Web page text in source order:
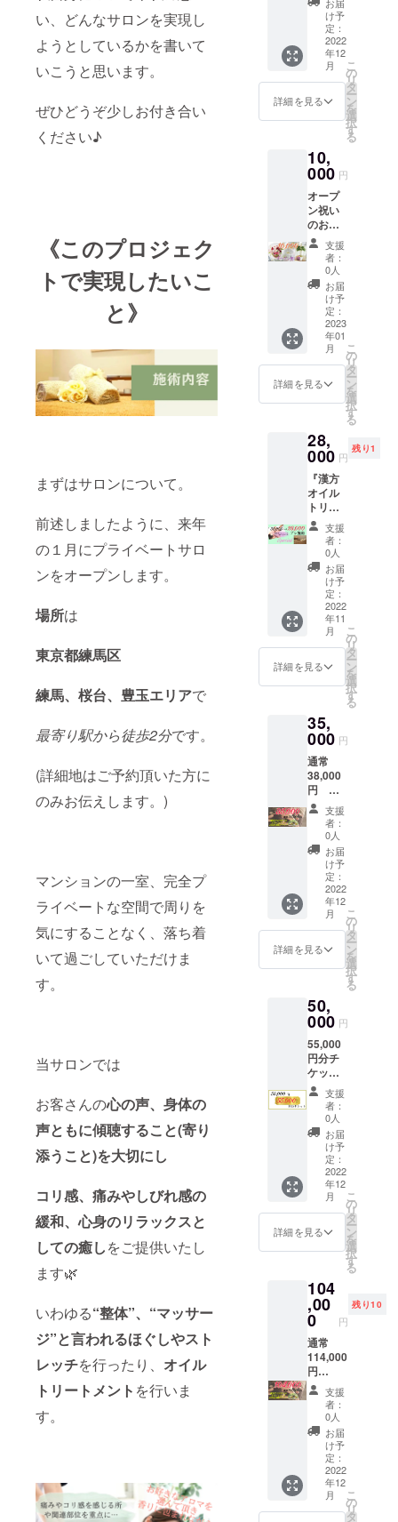
い、どんなサロンを実現し
ようとしているかを書いて
いこうと思います。
ぜひどうぞ少しお付き合い
ください♪
《このプロジェク
トで実現したいこ
と》
まずはサロンについて。
前述しましたように、来年
の１月にプライベートサロ
ンをオープンします。
場所は
東京都練馬区
練馬、桜台、豊玉エリアで
最寄り駅から徒歩2分です。
(詳細地はご予約頂いた方に
のみお伝えします。)
マンションの一室、完全プ
ライベートな空間で周りを
気にすることなく、落ち着
いて過ごしていただけま
す。
当サロンでは
お客さんの心の声、身体の
声ともに傾聴すること(寄り
添うこと)を大切にし
コリ感、痛みやしびれ感の
緩和、心身のリラックスと
しての癒しをご提供いたし
ます🌿
いわゆる“整体”、“マッサー
ジ”と言われるほぐしやスト
レッチを行ったり、 オイル
トリートメント を行いま
す。
医療、
診療行
為では
ござい
ませ
ん。効
個人差
がござ
ことを
予めご
了承く
ださ
い。
後、軽
石など
で軽く
角質層
を削っ
てあげ
麗に削
れ、足
びっく
りする
ほど落
ちてく
れま
す。 (成
分) A剤
成分：
クエン
酸、リ
ンゴ
酸、シ
リカ B
剤成
分：炭
Na、海
塩、炭
ラウロ
イルグ
ルタミ
ン酸
Na、カ
ミツレ
花エキ
ス、ド
クダミ
エキ
ス、
ティー
トゥ
リー葉
油、エ
タノー
ル、
水、香
料 (A剤
とB剤を
混ぜて
使用)
〈ブレ
ンド
ティー
〉 ・市
販はさ
れてい
ませ
ん。 ・
18種類
の野草
や穀物
のブレ
ンド茶
です。
香料や
酸化防
止剤の
タミン
などが
入って
いない
無添
加。ノ
ンカ
フェイ
ンでお
子様か
らお年
寄りの
方まで
お楽し
みいた
だけま
す♪ ・
Red、
Blackの
す。各
10
ティー
バッグ
入り。
・どち
らも美
肌や健
康志向
の方に
おすす
め。 ・
ティー
バッグ
は「ソ
イロ
ン」と
も強力
な炭酸
量。 ・
「ドク
ダミ」
「カモ
ル」
「ティ
配合。
ちょっ
とスッ
キリ、
優しい
香り♪
・10〜
15分程
度足湯
に浸
かった
後、軽
石など
で軽く
角質層
てあげ
ると綺
裏の汚
れも
びっく
りする
ほど落
ちてく
れま
す。 (成
分) A剤
成分：
クエン
酸、リ
ンゴ
酸、シ
リカ B
分：炭
酸水素
塩、炭
酸Na、
ラウロ
イルグ
ルタミ
ン酸
Na、カ
ミツレ
花エキ
ス、ド
クダミ
エキ
ス、
ティー
トゥ
リー葉
油、エ
タノー
ル、
料 (A剤
とB剤を
混ぜて
使用) ※
送料込
み ※送
付先の
住所の
再確認
をお願
いしま
す。 ※
この
内、約
500円は
お気持
ちのご
支援と
して開
充てさ
せて頂
きま
す。
援者さ
まの
LINEへ
チケッ
トをお
送り致
しま
“LINE未
方、“プ
レゼン
定”の方
は郵送
致しま
す。備
考欄に
「郵送
希望」
とコメ
ント下
さい☆
※ご予約
は公式
予約
フォー
る予定
です。
※有効期
限は開
業月か
ら6ヶ
月。 ※
施術者
は小柄
なた
め、極
端な強
圧はで
きませ
ん。 ※
基づく
医療、
ござい
ませ
ん。効
果には
個人差
がござ
います
ことを
予めご
了承く
ださ
い。
サー様
のお名
前(企業
名など)
とご希
望URL
を契約
公式
LINEに
・「ス
ポン
サー様
のお名
前と
ホーム
ページ
やSNS
アカウ
ントを
契約期
間中掲
載」
(ページ
の下部
ます)(画
し、文
字や
URL掲
載) ・
「宣伝
投稿
(voom)
」(画
像、動
画(メー
ルで送
受信可
能なサ
イズの
み)可)を
回 ➂イ
ベント
チラシ
設置。
(毎回上
限50
枚。サ
イズA4
まで。
店舗へ
の送料
はご負
担願い
ます。)
(毎回、
郵送前
にご一
いしま
す。) ④
と
Instagr
amで、
契約さ
せて頂
いた方
のお名
前と宣
伝内容
投稿
☆(文
字、ロ
ゴやバ
ナーな
どの画
YouTub
eアカウ
他SNS
のアカ
ウント
紹介も
可)
Twitter
をされ
ている
方は、
リツ
イート
などで
宣伝協
力も、
契約中
出来る
範囲で
ケット
×2 ・
1,500円
チケッ
ト×1 ※
当店で
のみご
利用い
ただけ
チケッ
トで
す。 ※
どの
コース
にもお
使い頂
けます♪
※一度に
まとめ
てお使
い頂け
ます
が、お
釣りは
出ませ
ん。ま
は別途
お支払
頂きま
す。ご
了承く
ださ
い。 ※
換金で
きませ
ん。 ※
譲渡可
能。プ
レゼン
トとし
てもぜ
ひご利
用下さ
後、公
式LINE
より支
援者さ
まの
LINEへ
チケッ
トをお
送り致
しま
す。
LINE未
使用の
方、プ
レゼン
の方は
郵送致
考欄に
「郵送
希望」
とコメ
ント下
さい☆
※ご予約
は公式
LINEと
予約
フォー
ムから
受付け
る予定
です。
限は開
業月か
施術者
は小柄
なた
め、極
端な強
圧はで
きませ
ん。 ※
法令に
基づく
医療、
診療行
為では
ござい
ませ
ん。効
け予
定：
2022
年12
月
詳細を見る
こ
の
リ
タ
ー
ン
を
選
択
す
る
10,
000 円
オープ
ン祝い
のお花
or観葉
植物(そ
れぞれ
支援者
様の名
札付
き)5,00
0円+た
だただ
支援の
5,000円
お店に
来られ
や男性
の方な
ど… た
だただ
支援の
気持ち
約5,000
円と、
オープ
ン祝い
のお花
か観葉
植物を
約5,000
円で買
わせて
頂きま
植物
は、2週
間、一
つ一つ
にご支
援頂い
た方の
お名前
札と共
に、そ
の後は
枯れて
しまう
まで大
切にお
世話を
して、
ただき
ます。
ン後に
感謝の
メール
とお花
の写真
(名札付
き)を送
らせて
いただ
きます
☆ ま
た、公
と
Twitter
amに、
ご支援
頂いた
方全員
分の植
物を写
真でご
紹介さ
せて頂
きます
♡ ※備
考欄
に、お
花に立
てる名
前札に
支援
者：
0人
お届
け予
定：
2023
年01
月
詳細を見る
こ
の
リ
タ
ー
ン
を
選
択
す
る
28,
000 円
残り1
『漢方
オイル
トリー
トメン
ト105分
コース
1回』
オープ
ン前
に、
様々な
確認の
為に施
術を受
けて下
さる
らに写
真撮影
(サロン
の素材
として
ホーム
ページ
等で使
用)が可
能な
方。な
お、お
顔は写
しませ
ん。 ・
平日の
お昼に
定。 12
月の平
日(火曜
日か金
曜日に
なると
思いま
す。) 11
時〜14
時頃開
始予
定。 日
時のご
相談は
させて
頂きま
すが、
す為、
お得な
値段で
施術を
させて
頂きま
す。
コース
内容は
全て通
常通り
行いま
す。
※105分
はオイ
ルト
リート
支援
者：
0人
お届
け予
定：
2022
年11
月
詳細を見る
こ
の
リ
タ
ー
ン
を
選
択
す
る
35,
000 円
通常
38,000
円
(3,000
円お得)
・ポ
ピーオ
イルト
リート
メント
コース
(漢方ア
ロマト
リート
メン
ト)105
チケッ
ト
※105分
はオイ
ルト
リート
メント
の時間
であ
り、そ
の他に
ドライ
ヘッド
20分や
足湯、
カウン
セリン
かかり
ます。
お着替
え〜会
計まで
全て合
わせて
170分〜
180分(3
時間)は
かかり
ます。
※譲渡可
能。プ
レゼン
トとし
てもぜ
支援
者：
0人
お届
け予
定：
2022
年12
月
詳細を見る
こ
の
リ
タ
ー
ン
を
選
択
す
る
50,
000 円
55,000
円分チ
ケット
(5,000
円お得)
10,000
円✕3枚
・5,000
円✕4枚
・1,000
円✕4枚
・500円
✕2枚 ※
当店で
のみご
ただけ
る金券
チケッ
トで
す。 ※
どの
コース
にもお
使い頂
けます♪
※一度に
まとめ
てお使
い頂け
ます
が、お
釣りは
支援
者：
0人
お届
け予
定：
2022
年12
月
詳細を見る
こ
の
リ
タ
ー
ン
を
選
択
す
る
104
,00
0 円
残り10
通常
114,000
円
(10,000
円お得)
ポピー
オイル
トリー
トメン
トコー
ス(漢方
アロマ
トリー
支援
者：
0人
お届
け予
定：
2022
年12
月
こ
の
リ
タ